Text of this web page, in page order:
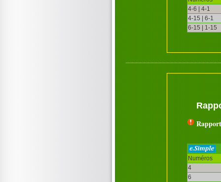
4-6 | 4-1
4-15 | 6-1
6-15 | 1-15
Numéros
4
6